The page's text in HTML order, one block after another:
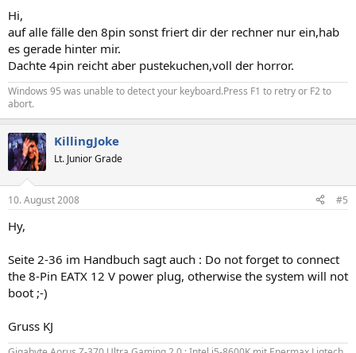
Hi,
auf alle fälle den 8pin sonst friert dir der rechner nur ein,hab
es gerade hinter mir.
Dachte 4pin reicht aber pustekuchen,voll der horror.
Windows 95 was unable to detect your keyboard.Press F1 to retry or F2 to
abort.
KillingJoke
Lt. Junior Grade
10. August 2008 #5
Hy,
Seite 2-36 im Handbuch sagt auch : Do not forget to connect
the 8-Pin EATX 12 V power plug, otherwise the system will not
boot ;-)
Gruss KJ